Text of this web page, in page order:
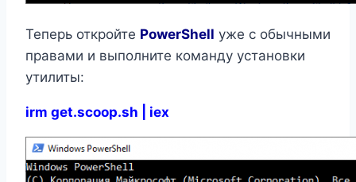
Теперь откройте PowerShell уже с обычными
правами и выполните команду установки
утилиты:
irm get.scoop.sh | iex